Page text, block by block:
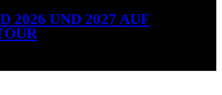
2026 UND 2027 AUF